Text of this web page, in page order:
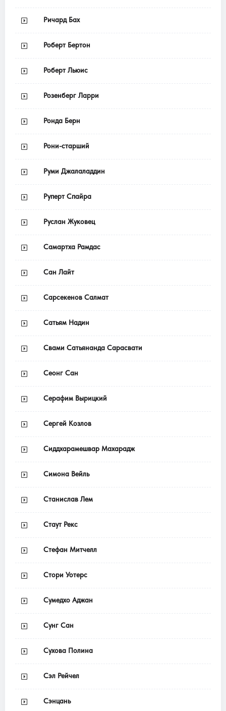
Ричард Бах
Роберт Бертон
Роберт Льюис
Розенберг Ларри
Ронда Берн
Рони-старший
Руми Джалаладдин
Руперт Спайра
Руслан Жуковец
Самартха Рамдас
Сан Лайт
Сарсекенов Салмат
Сатьям Надин
Свами Сатьянанда Сарасвати
Сеонг Сан
Серафим Вырицкий
Сергей Козлов
Сиддхарамешвар Махарадж
Симона Вейль
Станислав Лем
Стаут Рекс
Стефан Митчелл
Стори Уотерс
Сумедхо Аджан
Сунг Сан
Сухова Полина
Сэл Рейчел
Сэнцань